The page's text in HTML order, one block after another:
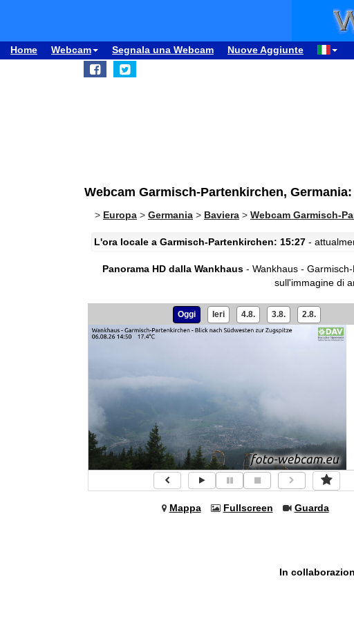
Home Webcam Segnala una Webcam Nuove Aggiunte
Webcam Garmisch-Partenkirchen,
> Europa > Germania > Baviera > Webcam Garmisch-
L'ora locale a Garmisch-Partenkirchen: 15:27 -
Panorama HD dalla Wankhaus - Wankhaus -
sull'immagine di
Oggi Ieri 4.8. 3.8. 2.8.
Mappa Fullscreen Guarda
In